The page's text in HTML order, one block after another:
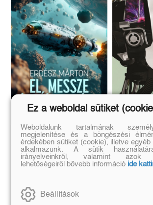
El, messze és még
tovább
Eredeti ár:
6 990 Ft
6 291 Ft
Én, a
Ez a weboldal sütiket
Weboldalunk tartalmának
megjelenítése és a böngészési
érdekében sütiket (cookie), illetve egyéb
alkalmazunk. A sütik
irányelveinkről, valamint azok
lehetőségeiről bővebb információ ide
Beállítások